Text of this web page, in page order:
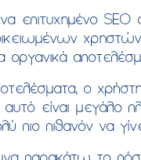
επιτυχημένο SEO
χρηστών
οργανικά
ο
αυτό είναι μεγάλο
πιο πιθανόν να